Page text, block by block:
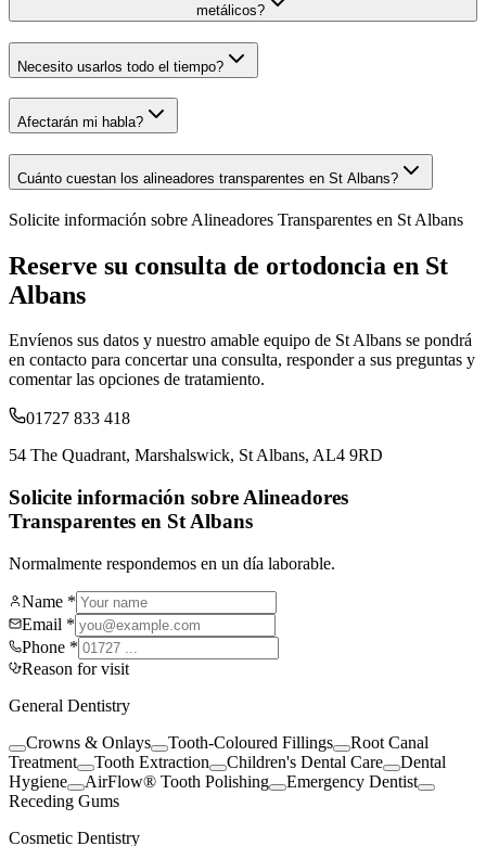
metálicos?
Necesito usarlos todo el tiempo?
Afectarán mi habla?
Cuánto cuestan los alineadores transparentes en St Albans?
Solicite información sobre Alineadores Transparentes en St Albans
Reserve su consulta de ortodoncia en St
Albans
Envíenos sus datos y nuestro amable equipo de St Albans se pondrá
en contacto para concertar una consulta, responder a sus preguntas y
comentar las opciones de tratamiento.
01727 833 418
54 The Quadrant, Marshalswick, St Albans, AL4 9RD
Solicite información sobre Alineadores
Transparentes en St Albans
Normalmente respondemos en un día laborable.
Name *
Email *
Phone *
Reason for visit
General Dentistry
Crowns & Onlays
Tooth-Coloured Fillings
Root Canal
Treatment
Tooth Extraction Children's Dental Care
Dental
Hygiene
AirFlow® Tooth Polishing
Emergency Dentist
Receding Gums
Cosmetic Dentistry